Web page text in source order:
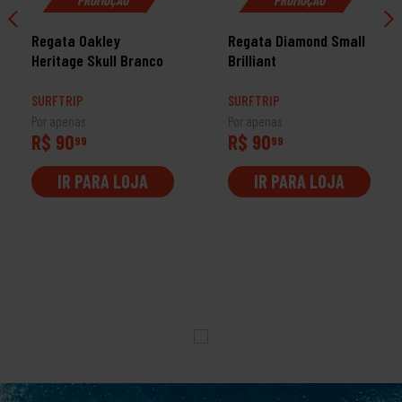
Regata Oakley
Heritage Skull Branco
SURFTRIP
Por apenas
R$ 9099
IR PARA LOJA
Regata Diamond Small
Brilliant
SURFTRIP
Por apenas
R$ 9099
IR PARA LOJA